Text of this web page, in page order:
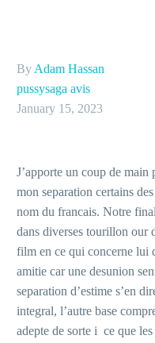
By Adam Hassan
pussysaga avis
January 15, 2023
J’apporte un coup de
mon separation certains
nom du francais. Notre
dans diverses tourillon our
film en ce qui concerne lui
amitie car une desunion
separation d’estime s’en
integral, l’autre base
adepte de sorte i ce que